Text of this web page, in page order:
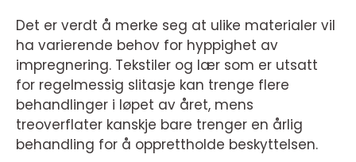
Det er verdt å merke seg at ulike materialer vil
ha varierende behov for hyppighet av
impregnering. Tekstiler og lær som er utsatt
for regelmessig slitasje kan trenge flere
behandlinger i løpet av året, mens
treoverflater kanskje bare trenger en årlig
behandling for å opprettholde beskyttelsen.